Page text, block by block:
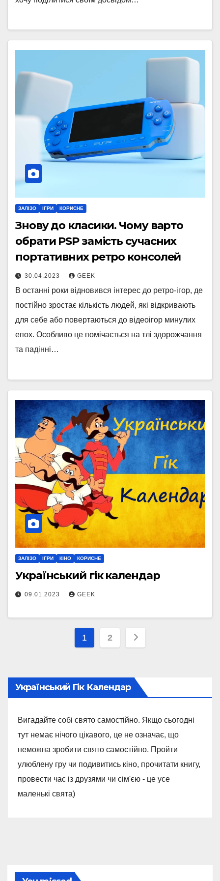
ЗАЛІЗО ІГРИ КОРИСНЕ
Знову до класики. Чому варто
обрати PSP замість сучасних
портативних ретро консолей
30.04.2023 GEEK
В останні роки відновився інтерес до ретро-ігор, де
постійно зростає кількість людей, які відкривають
для себе або повертаються до відеоігор минулих
епох. Особливо це помічається на тлі здорожчання
та падінні…
ЗАЛІЗО ІГРИ КІНО КОРИСНЕ
Український гік календар
09.01.2023 GEEK
Пагінація
1 2
Український Гік Календар
Вигадайте собі свято самостійно. Якщо сьогодні
тут немає нічого цікавого, це не означає, що
неможна зробити свято самостійно. Пройти
улюблену гру чи подивитись кіно, прочитати книгу,
провести час із друзями чи сім'єю - це усе
маленькі свята)